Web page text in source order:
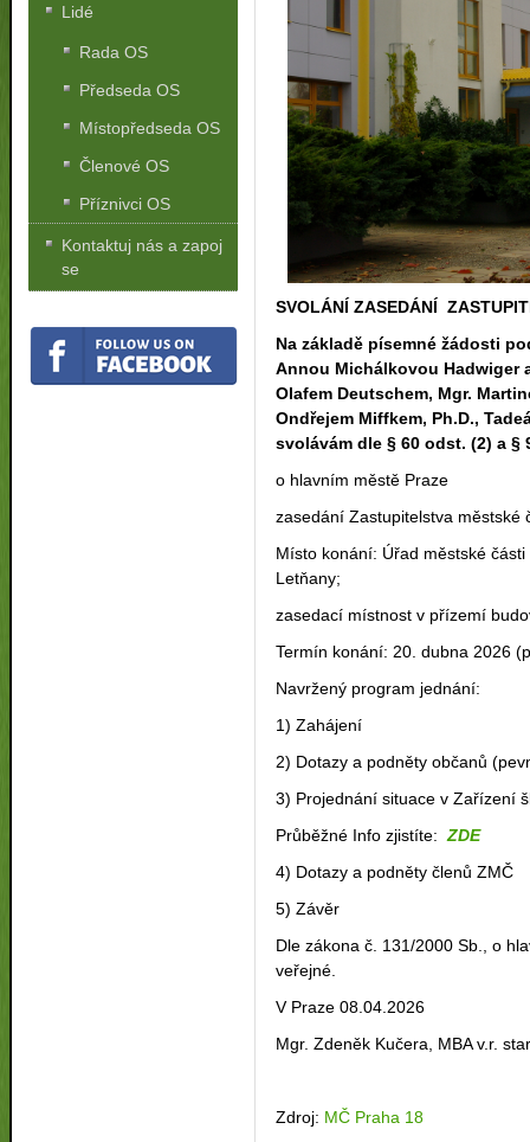
SVOLÁNÍ ZASEDÁNÍ
Na základě písemné žádosti
Annou Michálkovou Hadwiger
Olafem Deutschem, Mgr.
Ondřejem Miffkem, Ph.D.,
svolávám dle § 60 odst. (2) a §
o hlavním městě Praze
zasedání Zastupitelstva městské
Místo konání: Úřad městské
Letňany;
zasedací místnost v přízemí
Termín konání: 20. dubna 2026
Navržený program jednání:
1) Zahájení
2) Dotazy a podněty občanů
3) Projednání situace v
Průběžné Info zjistíte: ZDE
4) Dotazy a podněty členů ZMČ
5) Závěr
Dle zákona č. 131/2000 Sb., o
veřejné.
V Praze 08.04.2026
Mgr. Zdeněk Kučera, MBA v.r.
Zdroj: MČ Praha 18
Lidé
Rada OS
Předseda OS
Místopředseda OS
Členové OS
Příznivci OS
Kontaktuj nás a zapoj
se